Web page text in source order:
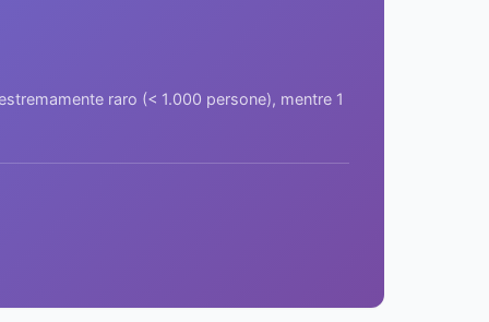
raro (< 1.000 persone), mentre 1